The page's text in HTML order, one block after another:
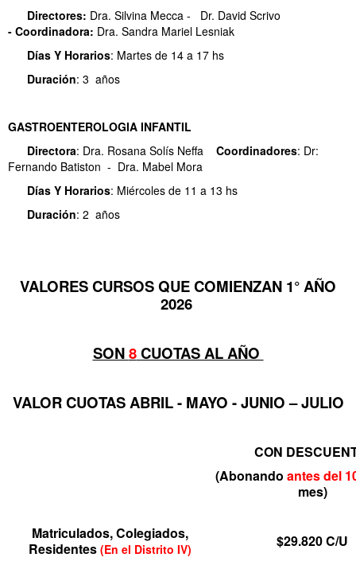
Directores: Dra. Silvina Mecca - Dr. David Scrivo
- Coordinadora: Dra. Sandra Mariel Lesniak
Días Y Horarios: Martes de 14 a 17 hs
Duración: 3 años
GASTROENTEROLOGIA INFANTIL
Directora: Dra. Rosana Solís Neffa Coordinadores: Dr:
Fernando Batiston - Dra. Mabel Mora
Días Y Horarios: Miércoles de 11 a 13 hs
Duración: 2 años
VALORES CURSOS QUE COMIENZAN 1° AÑO
2026
SON8CUOTAS AL AÑO
VALOR CUOTAS ABRIL - MAYO - JUNIO – JULIO
CON
(Abonando antesdel
mes)
Matriculados, Colegiados,
Residentes (En el Distrito IV) $29.820C/U